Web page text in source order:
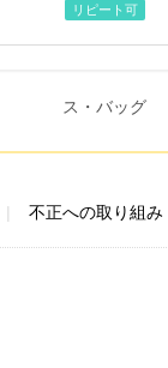
リピート可
不正への取り組み